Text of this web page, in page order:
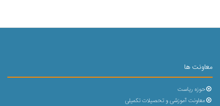
معاونت ها
حوزه ریاست
معاونت آموزشی و تحصیلات تکمیلی